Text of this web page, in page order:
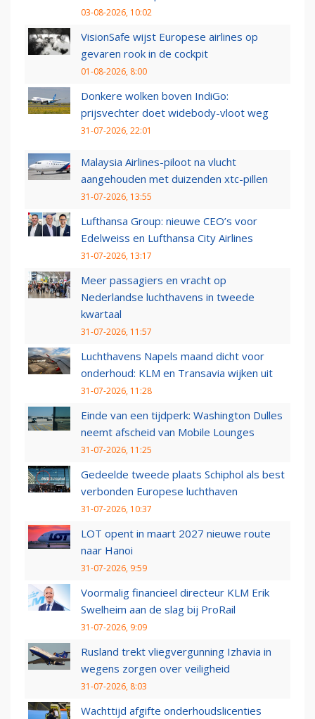
03-08-2026, 10:02
VisionSafe wijst Europese airlines op
gevaren rook in de cockpit
01-08-2026, 8:00
Donkere wolken boven IndiGo:
prijsvechter doet widebody-vloot weg
31-07-2026, 22:01
Malaysia Airlines-piloot na vlucht
aangehouden met duizenden xtc-pillen
31-07-2026, 13:55
Lufthansa Group: nieuwe CEO’s voor
Edelweiss en Lufthansa City Airlines
31-07-2026, 13:17
Meer passagiers en vracht op
Nederlandse luchthavens in tweede
kwartaal
31-07-2026, 11:57
Luchthavens Napels maand dicht voor
onderhoud: KLM en Transavia wijken uit
31-07-2026, 11:28
Einde van een tijdperk: Washington Dulles
neemt afscheid van Mobile Lounges
31-07-2026, 11:25
Gedeelde tweede plaats Schiphol als best
verbonden Europese luchthaven
31-07-2026, 10:37
LOT opent in maart 2027 nieuwe route
naar Hanoi
31-07-2026, 9:59
Voormalig financieel directeur KLM Erik
Swelheim aan de slag bij ProRail
31-07-2026, 9:09
Rusland trekt vliegvergunning Izhavia in
wegens zorgen over veiligheid
31-07-2026, 8:03
Wachttijd afgifte onderhoudslicenties